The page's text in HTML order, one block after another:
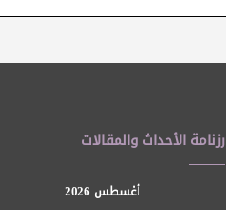
رزنامة الأحداث والمقالات
أغسطس 2026